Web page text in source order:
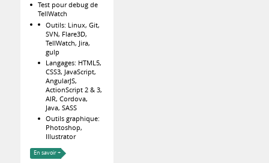
Test pour debug de
TellWatch
Outils: Linux, Git,
SVN, Flare3D,
TellWatch, Jira,
gulp
Langages: HTML5,
CSS3, JavaScript,
AngularJS,
ActionScript 2 & 3,
AIR, Cordova,
Java, SASS
Outils graphique:
Photoshop,
Illustrator
En savoir +